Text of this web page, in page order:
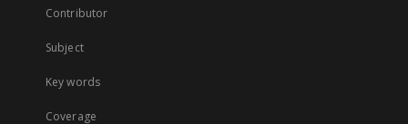
Contributor
Subject
Key words
Coverage